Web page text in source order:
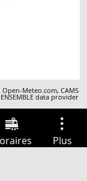
Open-Meteo.com,CAMS
ENSEMBLE data provider
Plus